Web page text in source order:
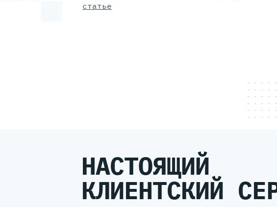
статье
НАСТОЯЩИЙ
КЛИЕНТСКИЙ